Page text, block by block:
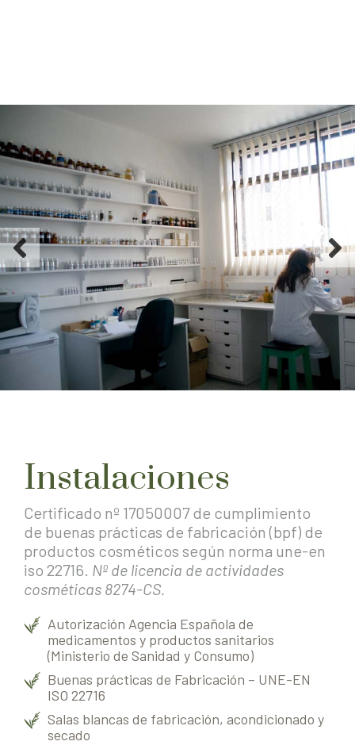
Instalaciones
Certificado nº 17050007 de cumplimiento
de buenas prácticas de fabricación (bpf) de
productos cosméticos según norma une-en
iso 22716. Nº de licencia de actividades
cosméticas 8274-CS.
Autorización Agencia Española de
medicamentos y productos sanitarios
(Ministerio de Sanidad y Consumo)
Buenas prácticas de Fabricación – UNE-EN
ISO 22716
Salas blancas de fabricación, acondicionado y
secado